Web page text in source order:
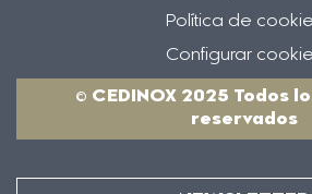
Política de
Configurar
© CEDINOX 2025 Todos
reservados